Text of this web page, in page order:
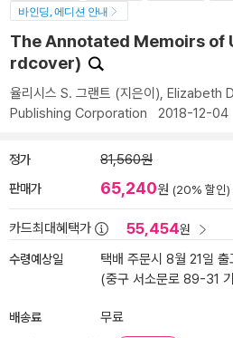
바인딩, 에디션 안내
The Annotated Memoirs of
rdcover)
율리시스 S. 그랜트 (지은이), Elizabeth
Publishing Corporation 2018-12-04
정가 81,560원
판매가 65,240원 (20% 할인)
카드최대혜택가 55,454원
수령예상일
택배 주문시 8월 21일 출
(중구 서소문로 89-31
배송료
무료